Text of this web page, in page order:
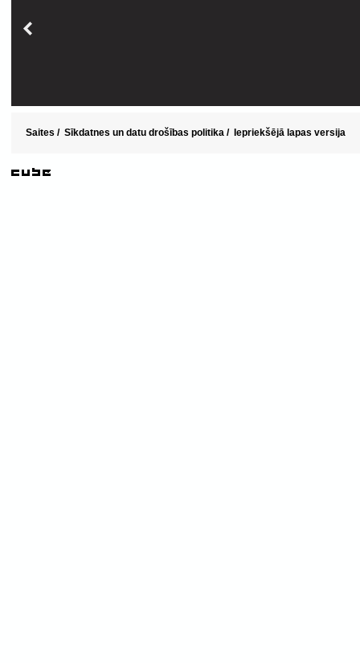
Saites / Sīkdatnes un datu drošības politika / Iepriekšējā lapas versija